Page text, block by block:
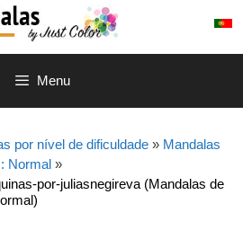
Menu
por nível de dificuldade » Mandalas
Normal »
por-juliasnegireva (Mandalas de